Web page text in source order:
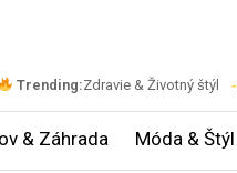
Trending:Zdravie & Životný štýl
& Záhrada Móda & Štýl